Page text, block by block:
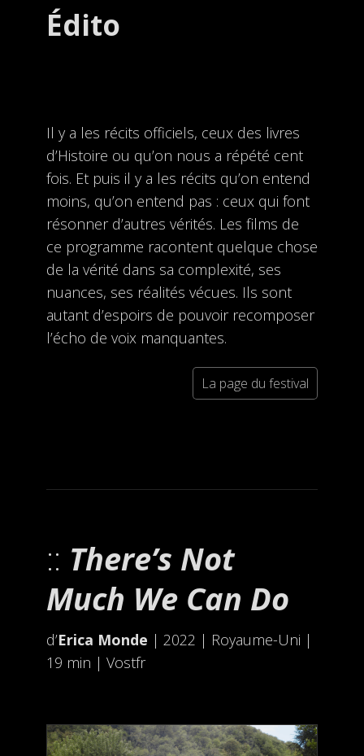
Édito
Il y a les récits officiels, ceux des livres
d’Histoire ou qu’on nous a répété cent
fois. Et puis il y a les récits qu’on entend
moins, qu’on entend pas : ceux qui font
résonner d’autres vérités. Les films de
ce programme racontent quelque chose
de la vérité dans sa complexité, ses
nuances, ses réalités vécues. Ils sont
autant d’espoirs de pouvoir recomposer
l’écho de voix manquantes.
La page du festival
There’s Not
Much We Can Do
d’Erica Monde | 2022 | Royaume-Uni |
19 min | Vostfr